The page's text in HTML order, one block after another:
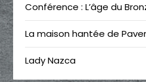
Conférence : L’âge du
La maison hantée de
Lady Nazca